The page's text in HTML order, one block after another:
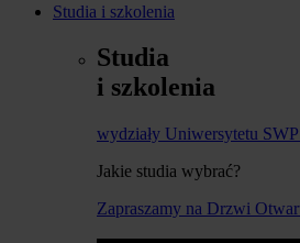
Studia i szkolenia
Studia
i szkolenia
wydziały Uniwersytetu
Jakie studia wybrać?
Zapraszamy na Drzwi